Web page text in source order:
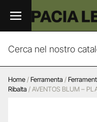
Home/Ferramenta /
Ribalta / AVENTOS BLUM –